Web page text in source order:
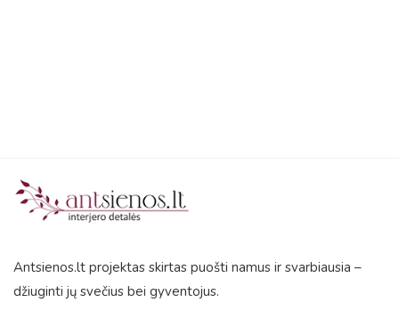
Antsienos.lt projektas skirtas puošti namus ir svarbiausia –
džiuginti jų svečius bei gyventojus.